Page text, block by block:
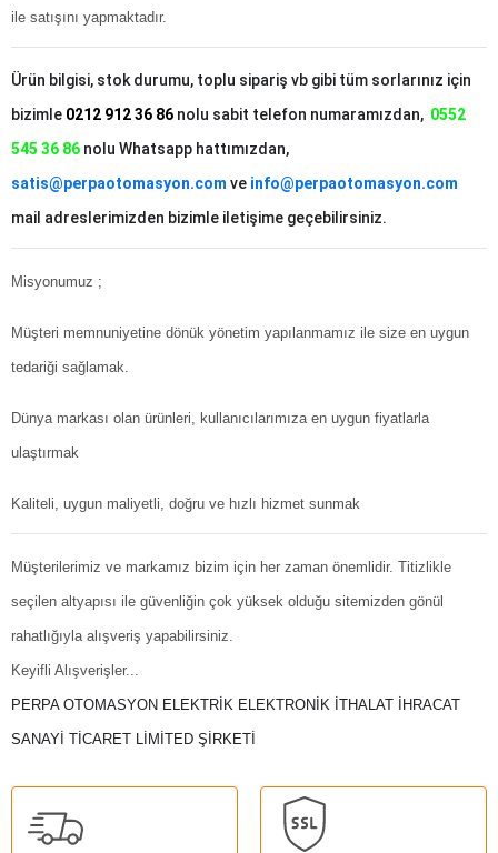
ile satışını yapmaktadır.
Ürün bilgisi, stok durumu, toplu sipariş vb gibi tüm sorlarınız için
bizimle 0212 912 36 86 nolu sabit telefon numaramızdan, 0552
545 36 86 nolu Whatsapp hattımızdan,
satis@perpaotomasyon.com ve info@perpaotomasyon.com
mail adreslerimizden bizimle iletişime geçebilirsiniz.
Misyonumuz ;
Müşteri memnuniyetine dönük yönetim yapılanmamız ile size en uygun
tedariği sağlamak.
Dünya markası olan ürünleri, kullanıcılarımıza en uygun fiyatlarla
ulaştırmak
Kaliteli, uygun maliyetli, doğru ve hızlı hizmet sunmak
Müşterilerimiz ve markamız bizim için her zaman önemlidir. Titizlikle
seçilen altyapısı ile güvenliğin çok yüksek olduğu sitemizden gönül
rahatlığıyla alışveriş yapabilirsiniz.
Keyifli Alışverişler...
PERPA OTOMASYON ELEKTRİK ELEKTRONİK İTHALAT İHRACAT
SANAYİ TİCARET LİMİTED ŞİRKETİ